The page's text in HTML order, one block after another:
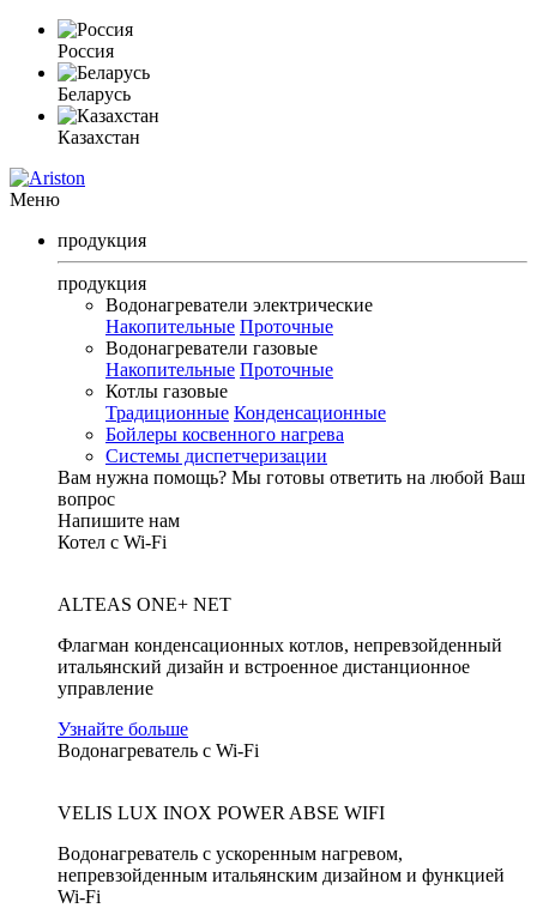
Россия
Беларусь
Казахстан
Меню
продукция
продукция
Водонагреватели электрические
Накопительные Проточные
Водонагреватели газовые
Накопительные Проточные
Котлы газовые
Традиционные Конденсационные
Бойлеры косвенного нагрева
Системы диспетчеризации
Вам нужна помощь? Мы готовы ответить на любой Ваш
вопрос
Напишите нам
Котел с Wi-Fi
ALTEAS ONE+ NET
Флагман конденсационных котлов, непревзойденный
итальянский дизайн и встроенное дистанционное
управление
Узнайте больше
Водонагреватель с Wi-Fi
VELIS LUX INOX POWER ABSE WIFI
Водонагреватель с ускоренным нагревом,
непревзойденным итальянским дизайном и функцией
Wi-Fi